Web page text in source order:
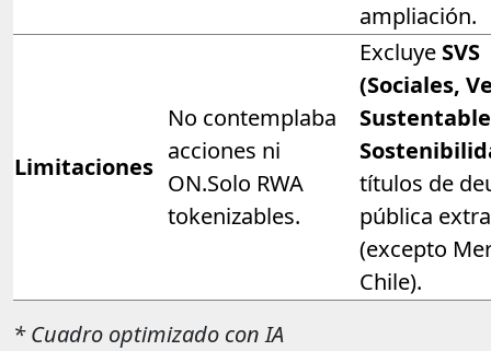
ampliación.
Limitaciones
No contemplaba
acciones ni
ON.Solo RWA
tokenizables.
Excluye SVS
(Sociales,
títulos de
pública
(excepto
Chile).
* Cuadro optimizado con IA